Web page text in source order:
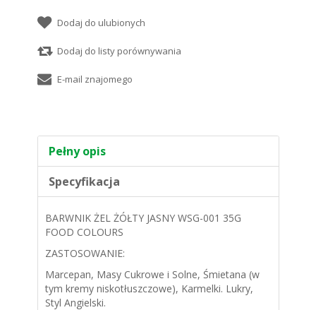
Pełny opis
Specyfikacja
BARWNIK ŻEL ŻÓŁTY JASNY WSG-001 35G
FOOD COLOURS
ZASTOSOWANIE:
Marcepan, Masy Cukrowe i Solne, Śmietana (w
tym kremy niskotłuszczowe), Karmelki. Lukry,
Styl Angielski.